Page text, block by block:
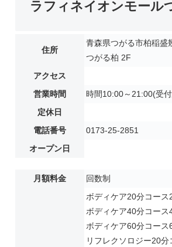
ラフィネイオンモール
住所
青森県つがる市柏稲盛
つがる柏 2F
アクセス
営業時間
時間10:00～21:00(受
定休日
電話番号
0173-25-2851
オープン日
月額料金 回数制
ボディケア20分コース
ボディケア40分コース
ボディケア60分コース
リフレクソロジー20分